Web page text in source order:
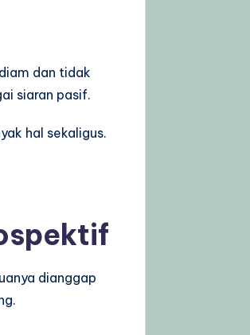
dan tidak
siaran pasif.
hal sekaligus.
dianggap